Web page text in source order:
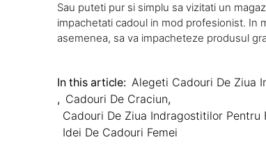
Sau puteti pur si simplu sa vizitati un
impachetati cadoul in mod profesionist. In
asemenea, sa va impacheteze produsul
In this article: Alegeti Cadouri De Ziua
, Cadouri De Craciun,
Cadouri De Ziua Indragostitilor
Idei De Cadouri Femei